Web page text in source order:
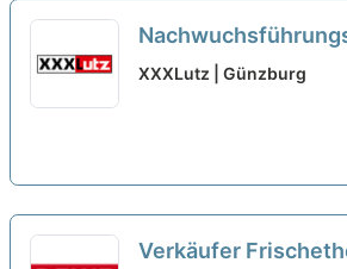
Logistik (m/w/d)...
XXXLutz | Günzburg
Verkäufer